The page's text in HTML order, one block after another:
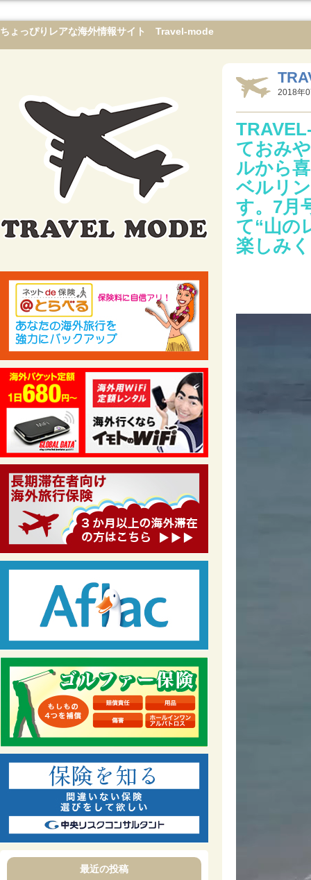
ちょっぴりレアな海外情報サイト Travel-mode
最近の投稿
2018年
ておみ
ルから
ベルリ
す。7月
て“山の
楽しみ